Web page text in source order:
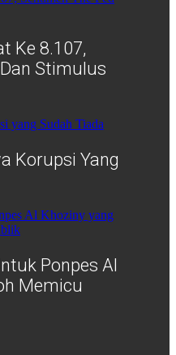
Ke 8.107,
Stimulus
Korupsi Yang
Ponpes Al
Memicu